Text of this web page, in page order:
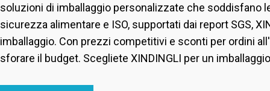
soluzioni di imballaggio personalizzate che soddisfano
sicurezza alimentare e ISO, supportati dai report SGS,
imballaggio. Con prezzi competitivi e sconti per ordini
sforare il budget. Scegliete XINDINGLI per un